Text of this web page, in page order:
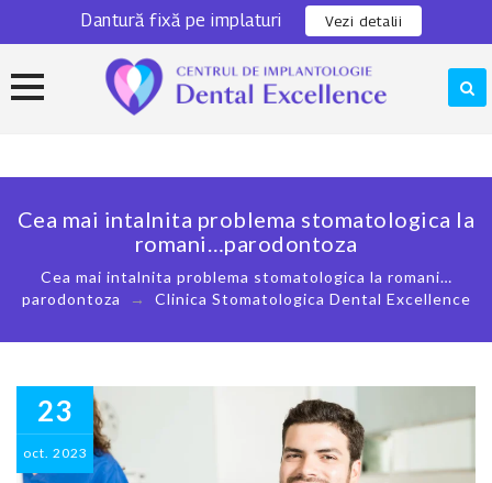
Dantură fixă pe implaturi Vezi detalii
0311 301 280 Locatie
Cea mai intalnita problema stomatologica la
romani…parodontoza
Cea mai intalnita problema stomatologica la romani…
parodontoza → Clinica Stomatologica Dental Excellence
23
oct. 2023